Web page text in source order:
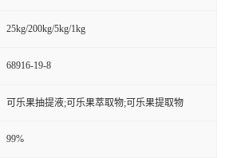
25kg/200kg/5kg/1kg
68916-19-8
可乐果抽提液;可乐果萃取物;可乐果提取物
99%